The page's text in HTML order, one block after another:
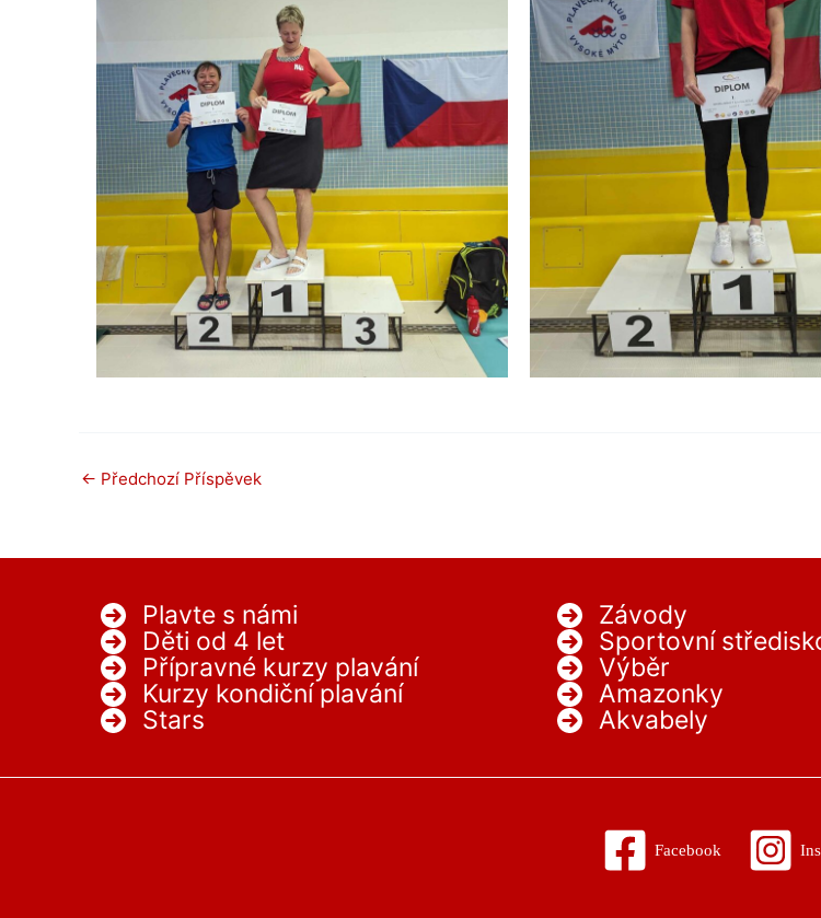
← Předchozí Příspěvek
Plavte s námi
Děti od 4 let
Přípravné kurzy plavání
Kurzy kondiční plavání
Stars
Závody
Sportovní
Výběr
Amazonky
Akvabely
Facebook